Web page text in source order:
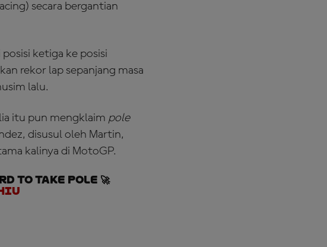
secara bergantian
ketiga ke posisi
rekor lap sepanjang masa
lalu.
itu pun mengklaim pole
disusul oleh Martin,
kalinya di MotoGP.
take POLE 🚀